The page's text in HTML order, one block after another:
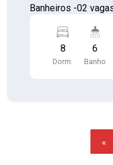
Banheiros -
8
Dorm.
6
Banho
«